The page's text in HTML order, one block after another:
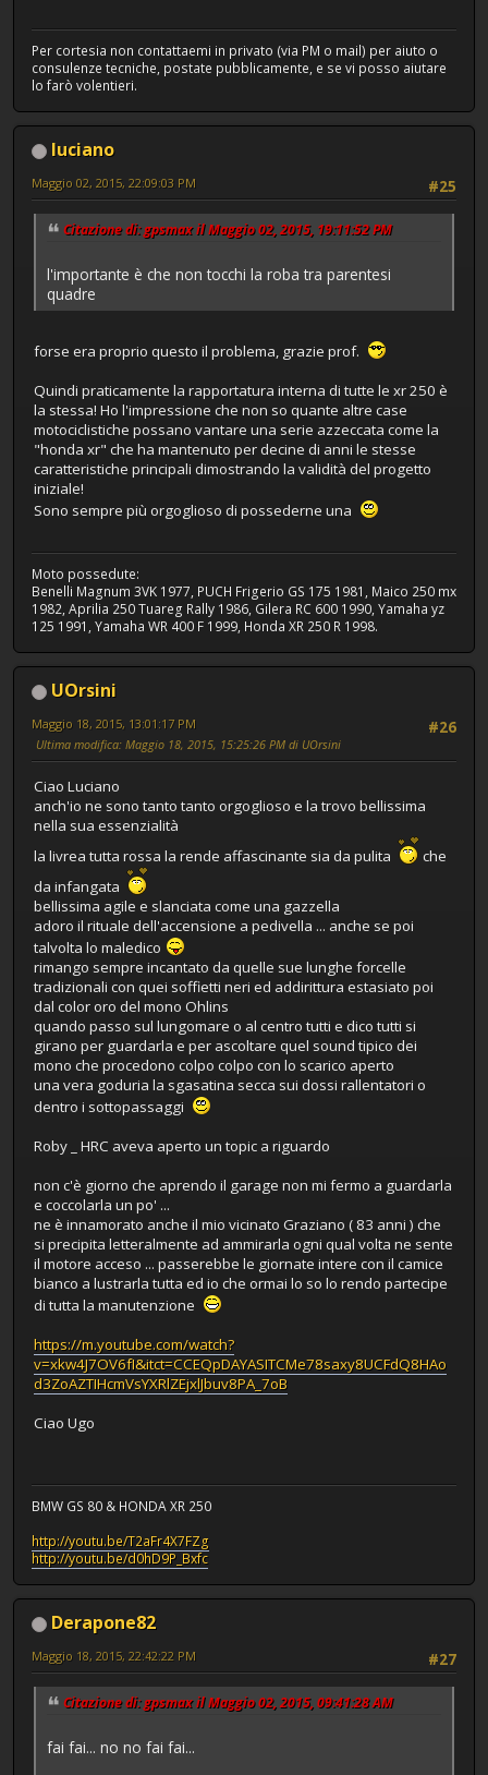
Per cortesia non contattaemi in privato (via PM o mail) per aiuto o
consulenze tecniche, postate pubblicamente, e se vi posso aiutare
lo farò volentieri.
luciano
#25
Maggio 02, 2015, 22:09:03 PM
Citazione di: gpsmax il Maggio 02, 2015, 19:11:52 PM
l'importante è che non tocchi la roba tra parentesi
quadre
forse era proprio questo il problema, grazie prof.
Quindi praticamente la rapportatura interna di tutte le xr 250 è
la stessa! Ho l'impressione che non so quante altre case
motociclistiche possano vantare una serie azzeccata come la
"honda xr" che ha mantenuto per decine di anni le stesse
caratteristiche principali dimostrando la validità del progetto
iniziale!
Sono sempre più orgoglioso di possederne una
Moto possedute:
Benelli Magnum 3VK 1977, PUCH Frigerio GS 175 1981, Maico 250 mx
1982, Aprilia 250 Tuareg Rally 1986, Gilera RC 600 1990, Yamaha yz
125 1991, Yamaha WR 400 F 1999, Honda XR 250 R 1998.
UOrsini
#26
Maggio 18, 2015, 13:01:17 PM
Ultima modifica: Maggio 18, 2015, 15:25:26 PM di UOrsini
Ciao Luciano
anch'io ne sono tanto tanto orgoglioso e la trovo bellissima
nella sua essenzialità
la livrea tutta rossa la rende affascinante sia da pulita
che
da infangata
bellissima agile e slanciata come una gazzella
adoro il rituale dell'accensione a pedivella ... anche se poi
talvolta lo maledico
rimango sempre incantato da quelle sue lunghe forcelle
tradizionali con quei soffietti neri ed addirittura estasiato poi
dal color oro del mono Ohlins
quando passo sul lungomare o al centro tutti e dico tutti si
girano per guardarla e per ascoltare quel sound tipico dei
mono che procedono colpo colpo con lo scarico aperto
una vera goduria la sgasatina secca sui dossi rallentatori o
dentro i sottopassaggi
Roby _ HRC aveva aperto un topic a riguardo
non c'è giorno che aprendo il garage non mi fermo a guardarla
e coccolarla un po' ...
ne è innamorato anche il mio vicinato Graziano ( 83 anni ) che
si precipita letteralmente ad ammirarla ogni qual volta ne sente
il motore acceso ... passerebbe le giornate intere con il camice
bianco a lustrarla tutta ed io che ormai lo so lo rendo partecipe
di tutta la manutenzione
https://m.youtube.com/watch?
v=xkw4J7OV6fI&itct=CCEQpDAYASITCMe78saxy8UCFdQ8HAo
d3ZoAZTIHcmVsYXRlZEjxlJbuv8PA_7oB
Ciao Ugo
BMW GS 80 & HONDA XR 250
http://youtu.be/T2aFr4X7FZg
http://youtu.be/d0hD9P_Bxfc
Derapone82
#27
Maggio 18, 2015, 22:42:22 PM
Citazione di: gpsmax il Maggio 02, 2015, 09:41:28 AM
fai fai... no no fai fai...